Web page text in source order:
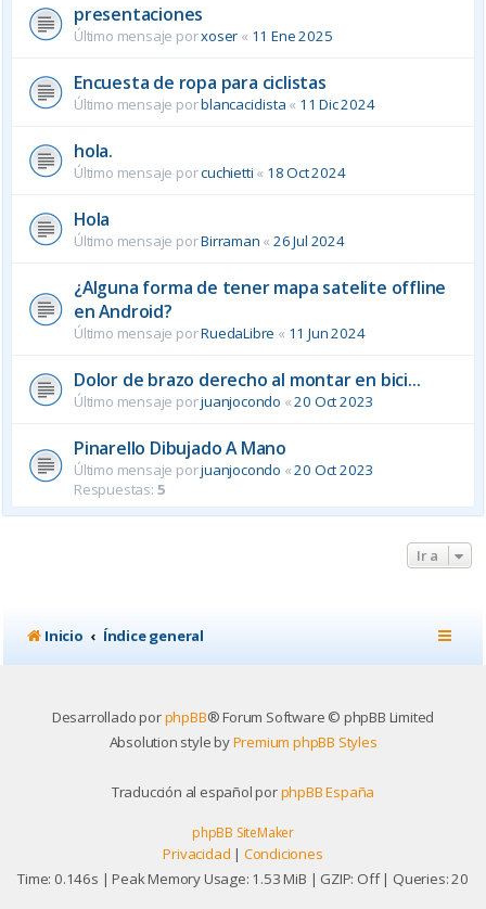
presentaciones
Último mensaje porxoser « 11 Ene 2025
Encuesta de ropa para ciclistas
Último mensaje porblancaciclista « 11 Dic 2024
hola.
Último mensaje porcuchietti « 18 Oct 2024
Hola
Último mensaje porBirraman «26 Jul 2024
¿Alguna forma de tener mapa satelite offline
en Android?
Último mensaje porRuedaLibre « 11 Jun 2024
Dolor de brazo derecho al montar en bici...
Último mensaje porjuanjocondo «20 Oct 2023
Pinarello Dibujado A Mano
Último mensaje porjuanjocondo «20 Oct 2023
Respuestas: 5
Ir a
Inicio Índice general
Desarrollado porphpBB® Forum Software © phpBB Limited
Absolution style byPremium phpBB Styles
Traducción al español porphpBB España
phpBB SiteMaker
Privacidad | Condiciones
Time: 0.146s | Peak Memory Usage: 1.53 MiB | GZIP: Off | Queries: 20